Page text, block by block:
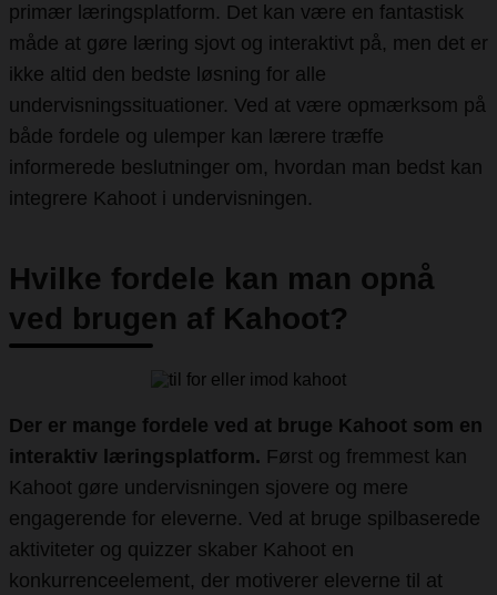
primær læringsplatform. Det kan være en fantastisk
måde at gøre læring sjovt og interaktivt på, men det er
ikke altid den bedste løsning for alle
undervisningssituationer. Ved at være opmærksom på
både fordele og ulemper kan lærere træffe
informerede beslutninger om, hvordan man bedst kan
integrere Kahoot i undervisningen.
Hvilke fordele kan man opnå
ved brugen af Kahoot?
Der er mange fordele ved at bruge Kahoot som en
interaktiv læringsplatform. Først og fremmest kan
Kahoot gøre undervisningen sjovere og mere
engagerende for eleverne. Ved at bruge spilbaserede
aktiviteter og quizzer skaber Kahoot en
konkurrenceelement, der motiverer eleverne til at